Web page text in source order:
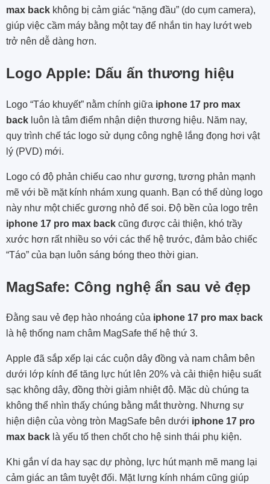
max back không bị cảm giác “nặng đầu” (do cụm camera),
giúp việc cầm máy bằng một tay để nhắn tin hay lướt web
trở nên dễ dàng hơn.
Logo Apple: Dấu ấn thương hiệu
Logo “Táo khuyết” nằm chính giữa iphone 17 pro max
back luôn là tâm điểm nhận diện thương hiệu. Năm nay,
quy trình chế tác logo sử dụng công nghệ lắng đọng hơi vật
lý (PVD) mới.
Logo có độ phản chiếu cao như gương, tương phản mạnh
mẽ với bề mặt kính nhám xung quanh. Bạn có thể dùng logo
này như một chiếc gương nhỏ để soi. Độ bền của logo trên
iphone 17 pro max back cũng được cải thiện, khó trầy
xước hơn rất nhiều so với các thế hệ trước, đảm bảo chiếc
“Táo” của bạn luôn sáng bóng theo thời gian.
MagSafe: Công nghệ ẩn sau vẻ đẹp
Đằng sau vẻ đẹp hào nhoáng của iphone 17 pro max back
là hệ thống nam châm MagSafe thế hệ thứ 3.
Apple đã sắp xếp lại các cuộn dây đồng và nam châm bên
dưới lớp kính để tăng lực hút lên 20% và cải thiện hiệu suất
sạc không dây, đồng thời giảm nhiệt độ. Mặc dù chúng ta
không thể nhìn thấy chúng bằng mắt thường. Nhưng sự
hiện diện của vòng tròn MagSafe bên dưới iphone 17 pro
max back là yếu tố then chốt cho hệ sinh thái phụ kiện.
Khi gắn ví da hay sạc dự phòng, lực hút mạnh mẽ mang lại
cảm giác an tâm tuyệt đối. Mặt lưng kính nhám cũng giúp